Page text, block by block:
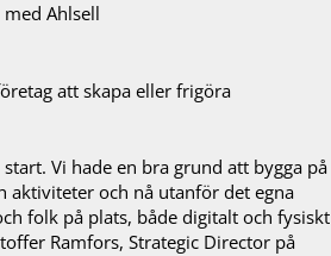
att skapa eller frigöra
Vi hade en bra grund att bygga på
aktiviteter och nå utanför det egna
folk på plats, både digitalt och fysiskt
Ramfors, Strategic Director på